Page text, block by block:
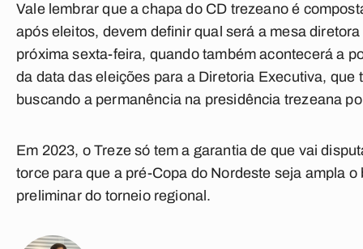
Vale lembrar que a chapa do CD trezeano é
após eleitos, devem definir qual será a mesa
próxima sexta-feira, quando também acontecerá a
da data das eleições para a Diretoria Executiva,
buscando a permanência na presidência trezeana
Em 2023, o Treze só tem a garantia de que vai
torce para que a pré-Copa do Nordeste seja ampla
preliminar do torneio regional.